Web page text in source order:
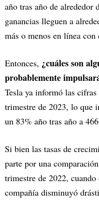
año tras año de alrededor
ganancias lleguen a
más o menos en línea con
Entonces, ¿cuáles son
probablemente
Tesla ya informó las
trimestre de 2023, lo que
un 83% año tras año a
Si bien las tasas de
parte por una
trimestre de 2022,
compañía disminuyó